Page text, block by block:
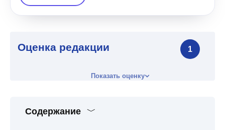
Оценка редакции 1
Показать оценку
Содержание